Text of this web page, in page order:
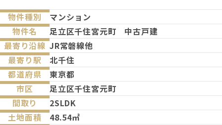
物件種別
マンション
物件名
足立区千住宮元町 中古戸建
最寄り沿線 JR常磐線他
最寄り駅
北千住
都道府県
東京都
市区
足立区千住宮元町
間取り
2SLDK
土地面積
48.54㎡